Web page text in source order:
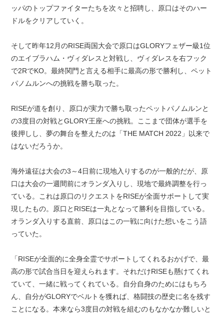
ッパのトップファイターたちを次々と招聘し、原口はそのハー
ドルをクリアしていく。
そして昨年12月のRISE両国大会で原口はGLORYフェザー級1位
のエイブラハム・ヴィダレスと対戦し、ヴィダレスを右フック
で2RでKO。最終関門と言える相手に最高の形で勝利し、ペット
パノムルンへの挑戦を勝ち取った。
RISEが道を創り、原口が実力で勝ち取ったペットパノムルンと
の3度目の対戦とGLORY王座への挑戦。ここまで団体が選手を
後押しし、夢の舞台を整えたのは「THE MATCH 2022」以来で
はないだろうか。
海外遠征は大会の3～4日前に現地入りするのが一般的だが、原
口は大会の一週間前にオランダ入りし、現地で最終調整を行っ
ている。これは原口のリクエストをRISEが全面サポートして実
現したもの。原口とRISEは一丸となって勝利を目指している。
オランダ入りする直前、原口はこの一戦に向けた想いをこう語
っていた。
「RISEが全面的に全身全霊でサポートしてくれるおかげで、最
高の形で試合当日を迎えられます。それだけRISEも懸けてくれ
ていて、一緒に戦ってくれている。自分自身のためにはもちろ
ん、自分がGLORYでベルトを獲れば、格闘技の歴史に名を残す
ことになる。本来なら3度目の対戦を組むのもなかなか難しいと